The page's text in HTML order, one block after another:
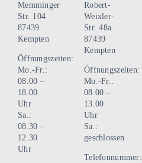
Memminger
Str. 104
87439
Kempten
Öffnungszeiten:
Mo.-Fr.:
08.00 –
18.00
Uhr
Sa.:
08.30 –
12.30
Uhr
Robert-
Weixler-
Str. 48a
87439
Kempten
Öffnungszeiten:
Mo.-Fr.:
08.00 –
13.00
Uhr
Sa.:
geschlossen
Telefonnummer: